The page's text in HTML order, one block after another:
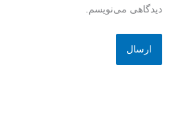
دیدگاهی می‌نویسم.